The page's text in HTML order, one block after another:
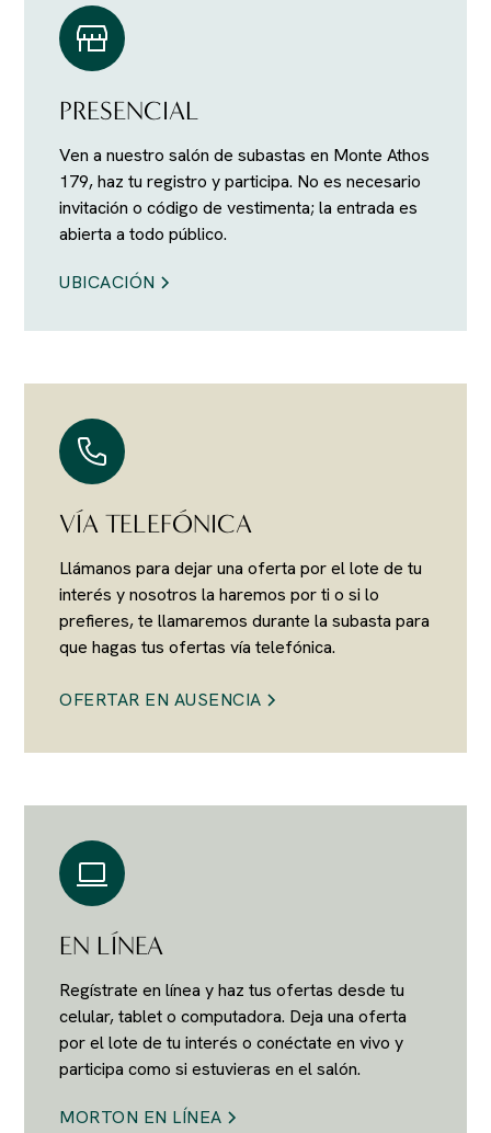
PRESENCIAL
Ven a nuestro salón de subastas en Monte Athos
179, haz tu registro y participa. No es necesario
invitación o código de vestimenta; la entrada es
abierta a todo público.
UBICACIÓN
VÍA TELEFÓNICA
Llámanos para dejar una oferta por el lote de tu
interés y nosotros la haremos por ti o si lo
prefieres, te llamaremos durante la subasta para
que hagas tus ofertas vía telefónica.
OFERTAR EN AUSENCIA
EN LÍNEA
Regístrate en línea y haz tus ofertas desde tu
celular, tablet o computadora. Deja una oferta
por el lote de tu interés o conéctate en vivo y
participa como si estuvieras en el salón.
MORTON EN LÍNEA